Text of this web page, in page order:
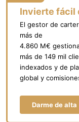
Invierte fácil
El gestor de
más de
4.860 M€
más de 149 mil
indexados y de
global y
Darme de alta